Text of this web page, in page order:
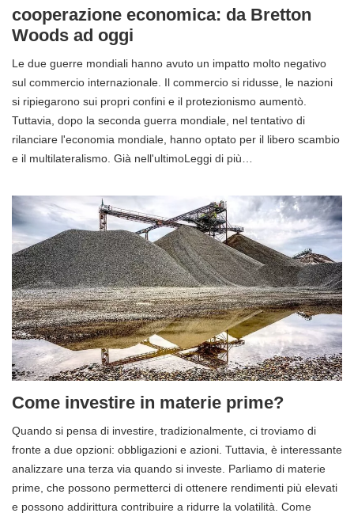
cooperazione economica: da Bretton
Woods ad oggi
Le due guerre mondiali hanno avuto un impatto molto negativo
sul commercio internazionale. Il commercio si ridusse, le nazioni
si ripiegarono sui propri confini e il protezionismo aumentò.
Tuttavia, dopo la seconda guerra mondiale, nel tentativo di
rilanciare l'economia mondiale, hanno optato per il libero scambio
e il multilateralismo. Già nell'ultimoLeggi di più…
Come investire in materie prime?
Quando si pensa di investire, tradizionalmente, ci troviamo di
fronte a due opzioni: obbligazioni e azioni. Tuttavia, è interessante
analizzare una terza via quando si investe. Parliamo di materie
prime, che possono permetterci di ottenere rendimenti più elevati
e possono addirittura contribuire a ridurre la volatilità. Come